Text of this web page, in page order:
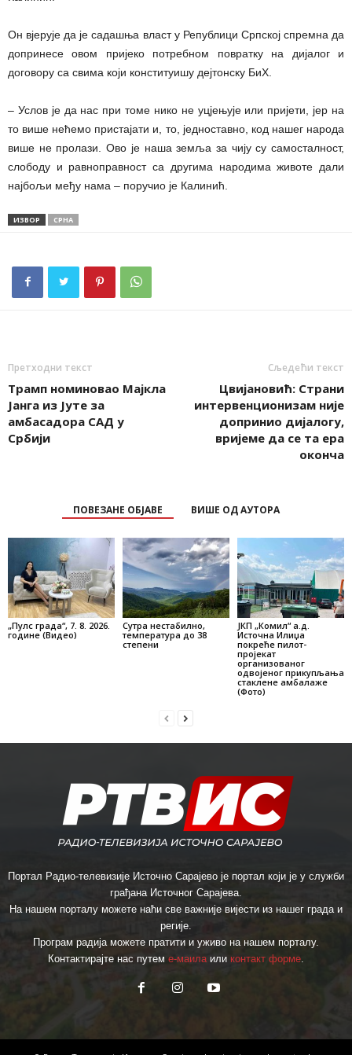
Он вјерује да је садашња власт у Републици Српској спремна да
допринесе овом пријеко потребном повратку на дијалог и
договору са свима који конституишу дејтонску БиХ.
– Услов је да нас при томе нико не уцјењује или пријети, јер на
то више нећемо пристајати и, то, једноставно, код нашег народа
више не пролази. Ово је наша земља за чију су самосталност,
слободу и равноправност са другима народима животе дали
најбољи међу нама – поручио је Калинић.
ИЗВОР СРНА
Претходни текст
Трамп номиновао Мајкла
Јанга из Јуте за
амбасадора САД у
Србији
Сљедећи текст
Цвијановић: Страни
интервенционизам није
допринио дијалогу,
вријеме да се та ера
оконча
ПОВЕЗАНЕ ОБЈАВЕ ВИШЕ ОД АУТОРА
„Пулс града“, 7. 8. 2026.
године (Видео)
Сутра нестабилно,
температура до 38
степени
ЈКП „Комил“ а.д.
Источна Илиџа
покреће пилот-
пројекат
организованог
одвојеног прикупљања
стаклене амбалаже
(Фото)
Портал Радио-телевизије Источно Сарајево је портал који је у служби
грађана Источног Сарајева.
На нашем порталу можете наћи све важније вијести из нашег града и
регије.
Програм радија можете пратити и уживо на нашем порталу.
Контактирајте нас путем е-маилаили контакт форме.